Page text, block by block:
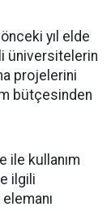
yıl elde
üniversitelerin
projelerini
bütçesinden
ile kullanım
ilgili